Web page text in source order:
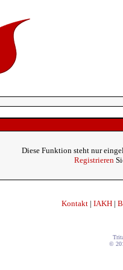
Diese Funktion steht nur
Registrieren
Kontakt | IAKH |
©